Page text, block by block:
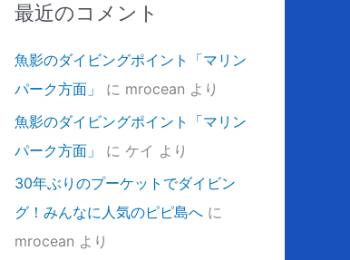
最近のコメント
魚影のダイビングポイント「マリン
パーク方面」
に mrocean より
魚影のダイビングポイント「マリン
パーク方面」
に ケイ より
30年ぶりのプーケットでダイビン
グ！みんなに人気のピピ島へ に
mrocean より